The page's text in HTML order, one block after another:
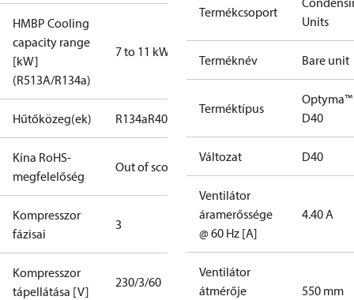
HMBP Cooling
capacity range
[kW]
(R513A/R134a)
7 to 11 kW
Hűtőközeg(ek) R134aR404A R449A R513AR22
Kína RoHS-
megfelelőség
Out of scope
Kompresszor
fázisai
3
Kompresszor
tápellátása [V]
230/3/60
Termékcsoport
Units
Terméknév Bare unit
Terméktípus
Optyma™
D40
Változat D40
Ventilátor
áramerőssége
@ 60 Hz [A]
4.40 A
Ventilátor
átmérője
550 mm